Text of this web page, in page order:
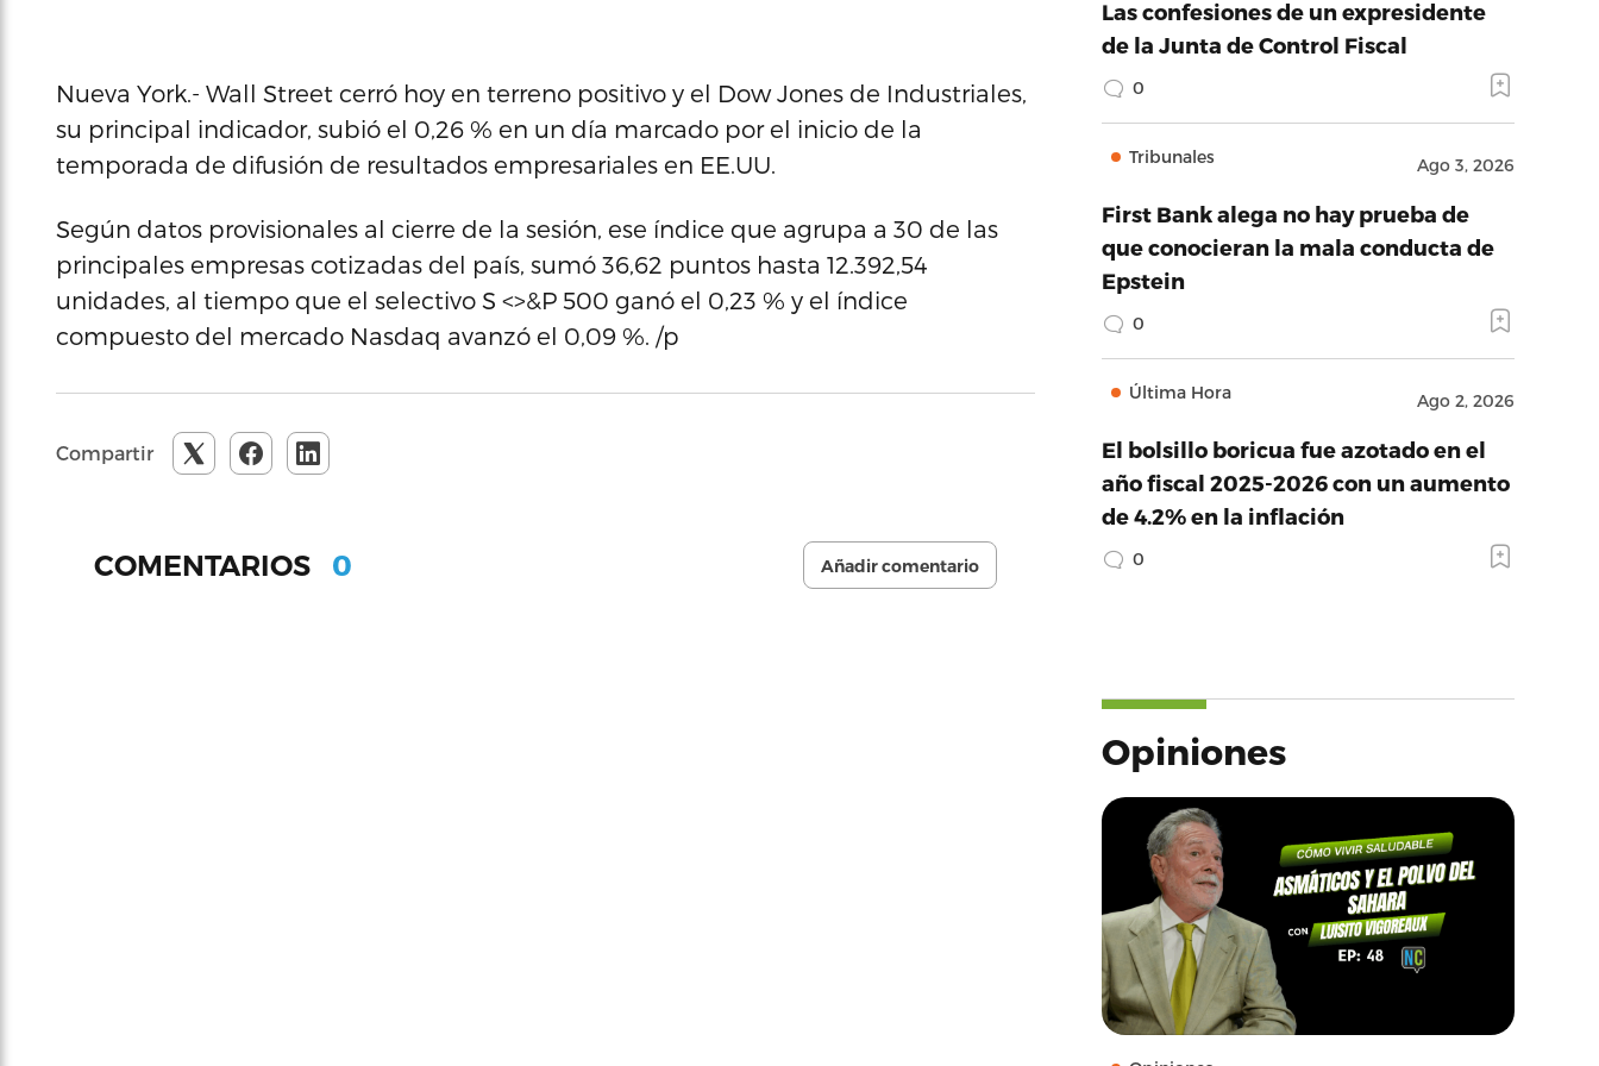
Nueva York.- Wall Street cerró hoy en terreno positivo y el Dow Jones de Industriales,
su principal indicador, subió el 0,26 % en un día marcado por el inicio de la
temporada de difusión de resultados empresariales en EE.UU.
Según datos provisionales al cierre de la sesión, ese índice que agrupa a 30 de las
principales empresas cotizadas del país, sumó 36,62 puntos hasta 12.392,54
unidades, al tiempo que el selectivo S <>&P 500 ganó el 0,23 % y el índice
compuesto del mercado Nasdaq avanzó el 0,09 %. /p
Compartir
COMENTARIOS 0 Añadir comentario
Las confesiones de un expresidente
de la Junta de Control Fiscal
0
Tribunales Ago 3, 2026
First Bank alega no hay prueba de
que conocieran la mala conducta de
Epstein
0
Última Hora Ago 2, 2026
El bolsillo boricua fue azotado en el
año fiscal 2025-2026 con un aumento
de 4.2% en la inflación
0
Opiniones